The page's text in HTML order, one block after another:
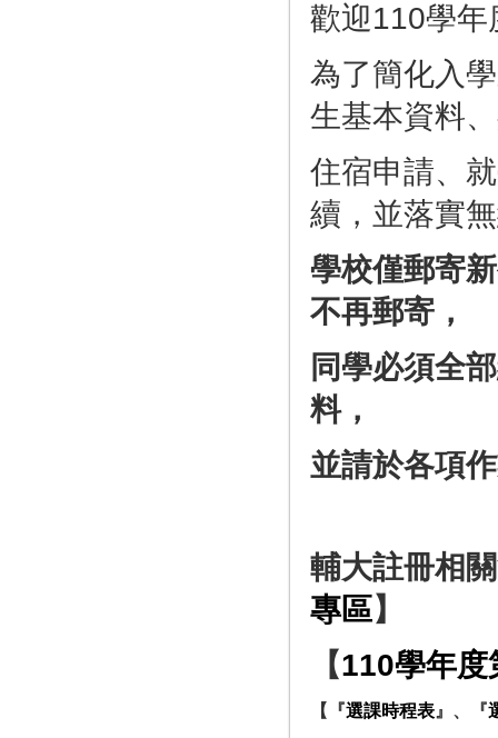
歡迎110學年
為了簡化入
生基本資料
住宿申請、
續， 並落實
學校僅郵寄
不再郵寄，
同學必須全
料，
並請於各項
輔大註冊相
專區】
【110學年度
【『選課時程表 』、『